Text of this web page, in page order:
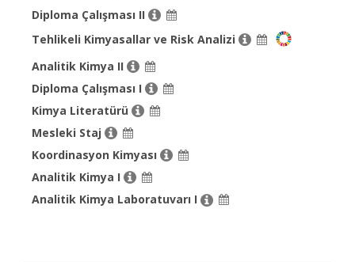
Diploma Çalışması II
Tehlikeli Kimyasallar ve Risk Analizi
Analitik Kimya II
Diploma Çalışması I
Kimya Literatürü
Mesleki Staj
Koordinasyon Kimyası
Analitik Kimya I
Analitik Kimya Laboratuvarı I